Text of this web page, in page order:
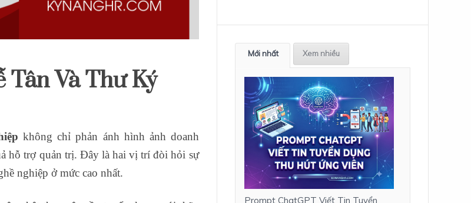
Tân Và Thư Ký
không chỉ phản ánh hình ảnh doanh
hỗ trợ quản trị. Đây là hai vị trí đòi hỏi sự
nghiệp ở mức cao nhất.
Mới nhất Xem nhiều
Prompt ChatGPT Viết Tin Tuyển